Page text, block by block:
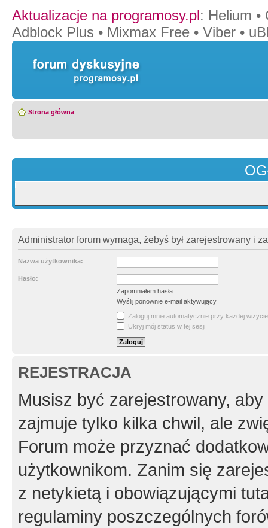
Aktualizacje na programosy.pl: Helium •
Adblock Plus • Mixmax Free • Viber •
Strona główna
Administrator forum wymaga, żebyś był zarejestrowany i
Nazwa użytkownika:
Hasło:
Zapomniałem hasła
Wyślij ponownie e-mail aktywujący
Zaloguj mnie automatycznie przy każdej wizycie
Ukryj mój status w tej sesji
REJESTRACJA
Musisz być zarejestrowany,
zajmuje tylko kilka chwil, ale
Forum może przyznać
użytkownikom. Zanim się
z netykietą i obowiązującymi
regulaminy poszczególnych